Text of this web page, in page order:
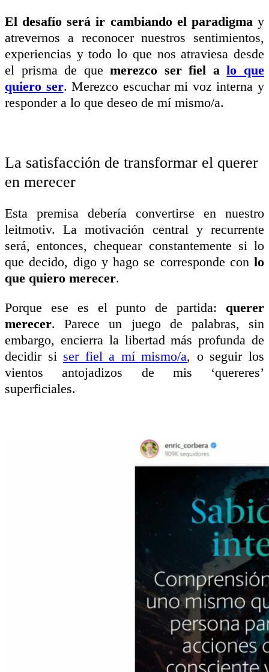
El desafío será ir cambiando el paradigma y
atrevernos a reconocer nuestros sentimientos,
experiencias y todo lo que nos atraviesa desde
el prisma de quemerezco ser fiel alo que
quiero ser. Merezco escuchar mi voz interna y
responder a lo que deseo de mí mismo/a.
La satisfacción de transformar el querer
en merecer
Esta premisa debería convertirse en nuestro
leitmotiv. La motivación central y recurrente
será, entonces, chequear constantemente si lo
que decido, digo y hago se corresponde con lo
que quiero merecer.
Porque ese es el punto de partida: querer
merecer. Parece un juego de palabras, sin
embargo, encierra la libertad más profunda de
decidir si ser fiel a mí mismo/a, o seguir los
vientos antojadizos de mis ‘quereres’
superficiales.